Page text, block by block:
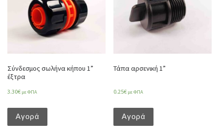
Σύνδεσμος σωλήνα κήπου 1”
έξτρα
3.30€ με ΦΠΑ
Αγορά
Τάπα αρσενική 1”
0.25€ με ΦΠΑ
Αγορά